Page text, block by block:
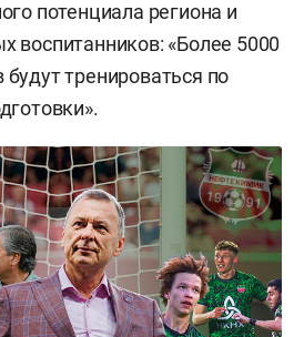
потенциала региона и
воспитанников: «Более 5000
тренироваться по